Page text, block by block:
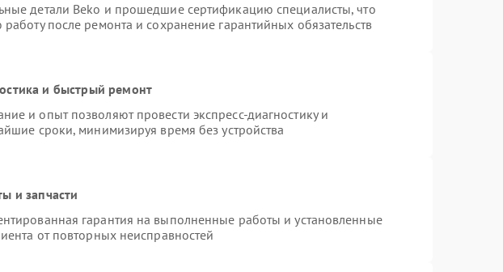
детали Beko и прошедшие сертификацию специалисты, что
работу после ремонта и сохранение гарантийных обязательств
и быстрый ремонт
и опыт позволяют провести экспресс-диагностику и
сроки, минимизируя время без устройства
и запчасти
гарантия на выполненные работы и установленные
от повторных неисправностей